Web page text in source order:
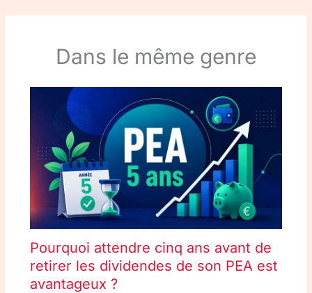
Dans le même genre
Pourquoi attendre cinq ans avant de
retirer les dividendes de son PEA est
avantageux ?